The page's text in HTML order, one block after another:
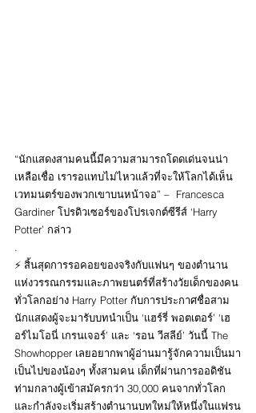
“นักแสดงสามคนนี้มีความสามารถโดดเด่นจนน่า
เหลือเชื่อ เรารอแทบไม่ไหวแล้วที่จะให้โลกได้เห็น
เวทมนตร์ของพวกเขาบนหน้าจอ” –  Francesca
Gardiner โปรดิวเซอร์ของโปรเจกต์ซีรีส์ ‘Harry
Potter’ กล่าว
.
⚡ สิ้นสุดการรอคอยของจริงกับแฟนๆ ของตำนาน
แห่งวรรณกรรมและภาพยนตร์ที่สร้างวัยเด็กของคน
ทั่วโลกอย่าง Harry Potter กับการประกาศชื่อสาม
นักแสดงผู้จะมารับบทนำเป็น ‘แฮร์รี่ พอตเตอร์’ ‘เฮ
อร์ไมโอนี่ เกรนเจอร์’ และ ‘รอน วีสลีย์’ วันนี้ The
Showhopper เลยอยากพาผู้อ่านมารู้จักความเป็นมา
เป็นไปของน้องๆ ทั้งสามคน เด็กที่ผ่านการออดิชัน
ท่ามกลางผู้เข้าสมัครกว่า 30,000 คนจากทั่วโลก
และกำลังจะเริ่มสร้างตำนานบทใหม่ให้หนึ่งในแฟรน